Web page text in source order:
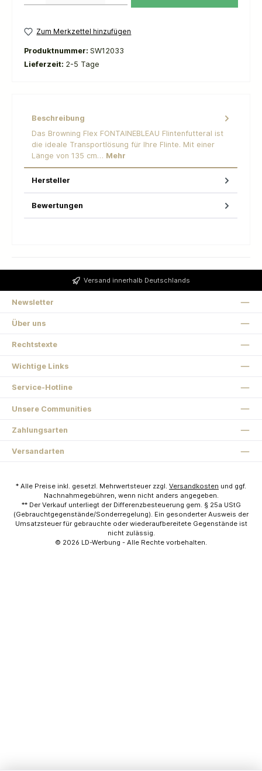
Zum Merkzettel hinzufügen
Produktnummer: SW12033
Lieferzeit: 2-5 Tage
Beschreibung
Das Browning Flex FONTAINEBLEAU Flintenfutteral ist
die ideale Transportlösung für Ihre Flinte. Mit einer
Länge von 135 cm… Mehr
Hersteller
Bewertungen
Versand innerhalb Deutschlands
Newsletter
Über uns
Rechtstexte
Wichtige Links
Service-Hotline
Unsere Communities
Zahlungsarten
Versandarten
* Alle Preise inkl. gesetzl. Mehrwertsteuer zzgl. Versandkosten und ggf.
Nachnahmegebühren, wenn nicht anders angegeben.
** Der Verkauf unterliegt der Differenzbesteuerung gem. § 25a UStG
(Gebrauchtgegenstände/Sonderregelung). Ein gesonderter Ausweis der
Umsatzsteuer für gebrauchte oder wiederaufbereitete Gegenstände ist
nicht zulässig.
© 2026 LD-Werbung - Alle Rechte vorbehalten.